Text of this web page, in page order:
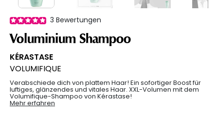
3 Bewertungen
Voluminium Shampoo
KÉRASTASE
VOLUMIFIQUE
Verabschiede dich von plattem Haar! Ein sofortiger Boost für
luftiges, glänzendes und vitales Haar. XXL-Volumen mit dem
Volumifique-Shampoo von Kérastase!
Mehr erfahren